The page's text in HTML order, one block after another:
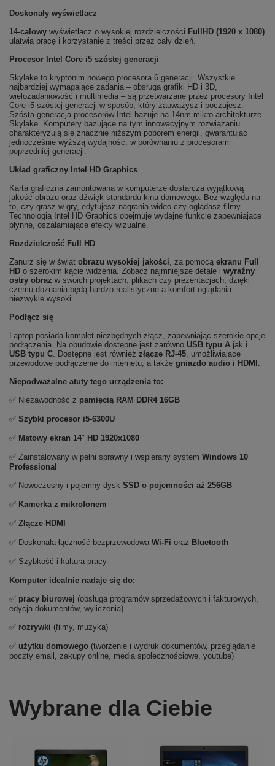
Doskonały wyświetlacz
14-calowy wyświetlacz o wysokiej rozdzielczości FullHD (1920 x 1080)
ułatwia pracę i korzystanie z treści przez cały dzień.
Procesor Intel Core i5 szóstej generacji
Skylake to kryptonim nowego procesora 6 generacji. Wszystkie
najbardziej wymagające zadania – obsługa grafiki HD i 3D,
wielozadaniowość i multimedia – są przetwarzane przez procesory Intel
Core i5 szóstej generacji w sposób, który zauważysz i poczujesz.
Szósta generacja procesorów Intel bazuje na 14nm mikro-architekturze
Skylake. Komputery bazujące na tym innowacyjnym rozwiązaniu
charakteryzują się znacznie niższym poborem energii, gwarantując
jednocześnie wyższą wydajność, w porównaniu z procesorami
poprzedniej generacji.
Układ graficzny Intel HD Graphics
Karta graficzna zamontowana w komputerze dostarcza wyjątkową
jakość obrazu oraz dźwięk standardu kina domowego. Bez względu na
to, czy grasz w gry, edytujesz nagrania wideo czy oglądasz filmy.
Technologia Intel HD Graphics obejmuje wydajne funkcje zapewniające
płynne, oszałamiające efekty wizualne.
Rozdzielczość Full HD
Zanurz się w świat obrazu wysokiej jakości, za pomocą ekranu Full
HD o szerokim kącie widzenia. Zobacz najmniejsze detale i wyraźny
ostry obraz w swoich projektach, plikach czy prezentacjach, dzięki
czemu doznania będą bardzo realistyczne a komfort oglądania
niezwykle wysoki.
Podłącz się
Laptop posiada komplet niezbędnych złącz, zapewniając szerokie opcje
podłączenia. Na obudowie dostępne jest zarówno USB typu A jak i
USB typu C. Dostępne jest również złącze RJ-45, umożliwiające
przewodowe podłączenie do internetu, a także gniazdo audio i HDMI .
Niepodważalne atuty tego urządzenia to:
✅ Niezawodność z pamięcią RAM DDR4 16GB
✅ Szybki procesor i5-6300U
✅ Matowy ekran 14" HD 1920x1080
✅ Zainstalowany w pełni sprawny i wspierany system Windows 10
Professional
✅ Nowoczesny i pojemny dysk SSD o pojemności aż 256GB
✅ Kamerka z mikrofonem
✅ Złącze HDMI
✅ Doskonała łączność bezprzewodowa Wi-Fi oraz Bluetooth
✅ Szybkość i kultura pracy
Komputer idealnie nadaje się do:
✅ pracy biurowej (obsługa programów sprzedażowych i fakturowych,
edycja dokumentów, wyliczenia)
✅ rozrywki (filmy, muzyka)
✅ użytku domowego (tworzenie i wydruk dokumentów, przeglądanie
poczty email, zakupy online, media społecznościowe, youtube)
Wybrane dla Ciebie